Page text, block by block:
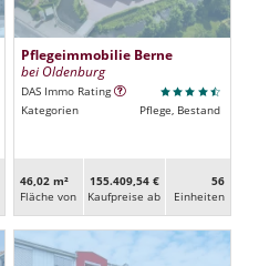
Pflegeimmobilie Berne
bei Oldenburg
DAS Immo Rating
Kategorien
Pflege, Bestand
46,02 m²
Fläche von
155.409,54 €
Kaufpreise ab
56
Ein­heiten